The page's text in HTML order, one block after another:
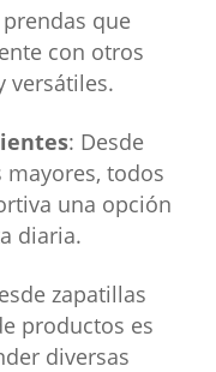
que
con otros
versátiles.
: Desde
todos
una opción
diaria.
zapatillas
productos es
diversas